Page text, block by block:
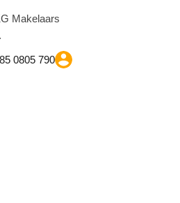
0805 790